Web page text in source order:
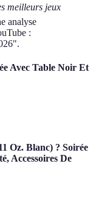
meilleurs jeux
analyse
:
Avec Table Noir Et
Oz. Blanc) ? Soirée
Accessoires De